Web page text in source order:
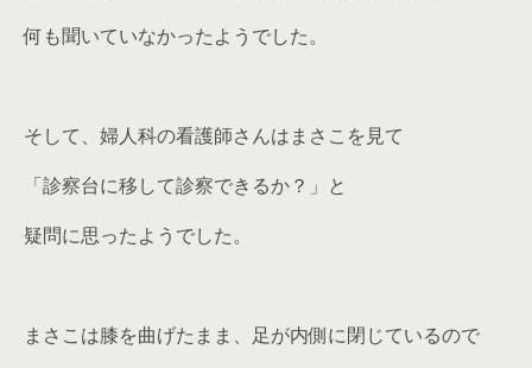
何も聞いていなかったようでした。
そして、婦人科の看護師さんはまさこを見て
「診察台に移して診察できるか？」と
疑問に思ったようでした。
まさこは膝を曲げたまま、足が内側に閉じているので